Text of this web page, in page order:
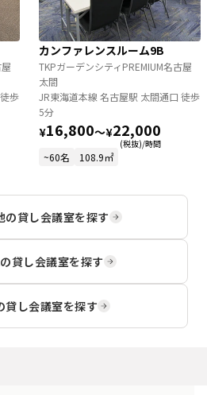
歩
カンファレンスルーム9B
TKPガーデンシティPREMIUM名古屋
太閤
JR東海道本線 名古屋駅 太閤通口 徒歩
5分
¥16,800〜¥22,000
(税抜)/時間
~60名 108.9㎡
の貸し会議室を探す
貸し会議室を探す
貸し会議室を探す